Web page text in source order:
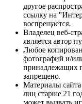
другое
ссылку на
воспрещается.
Владелец веб-
является автор
Любое
фотографий и/
принадлежащих
запрещено.
Материалы сайта
лиц старше 21
может вызвать